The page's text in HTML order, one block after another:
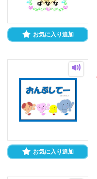
お気に入り追加
お気に入り追加